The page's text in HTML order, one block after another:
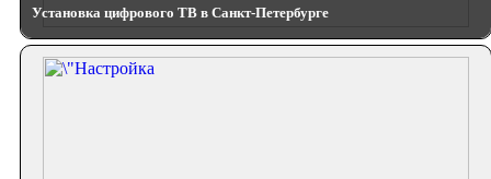
Установка цифрового ТВ в Санкт-Петербурге